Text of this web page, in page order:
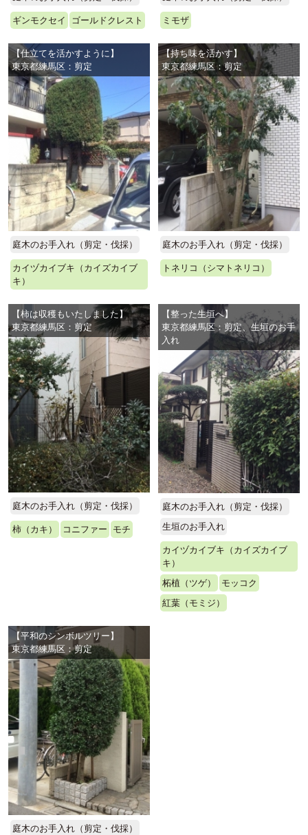
ギンモクセイ ゴールドクレスト ミモザ
【仕立てを活かすように】
東京都練馬区：剪定
庭木のお手入れ（剪定・伐採）
カイヅカイブキ（カイズカイブ
キ）
【持ち味を活かす】
東京都練馬区：剪定
庭木のお手入れ（剪定・伐採）
トネリコ（シマトネリコ）
【柿は収穫もいたしました】
東京都練馬区：剪定
庭木のお手入れ（剪定・伐採）
柿（カキ） コニファー モチ
【整った生垣へ】
東京都練馬区：剪定、生垣のお手
入れ
庭木のお手入れ（剪定・伐採）
生垣のお手入れ
カイヅカイブキ（カイズカイブ
キ）
柘植（ツゲ）
モッコク
紅葉（モミジ）
【平和のシンボルツリー】
東京都練馬区：剪定
庭木のお手入れ（剪定・伐採）